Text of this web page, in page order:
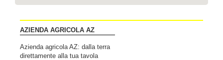
AZIENDA AGRICOLA AZ
Azienda agricola AZ: dalla terra
direttamente alla tua tavola